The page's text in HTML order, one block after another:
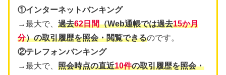
①インターネットバンキング
→最大で、 過去62日間（Web通帳では過去15か月
分）の取引履歴を照会・閲覧できるのです。
②テレフォンバンキング
→最大で、 照会時点の直近10件の取引履歴を照会・